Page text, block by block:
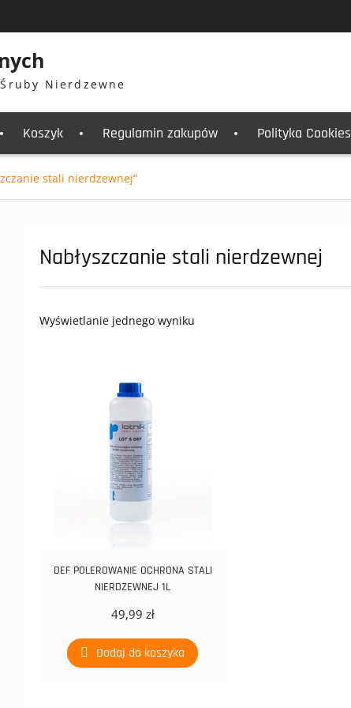
Nierdzewne
Koszyk Regulamin zakupów Polityka Cookies
stali nierdzewnej”
Nabłyszczanie stali nierdzewnej
Wyświetlanie jednego wyniku
DEF POLEROWANIE OCHRONA STALI
NIERDZEWNEJ 1L
49,99 zł
Dodaj do koszyka